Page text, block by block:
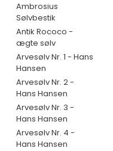
Ambrosius
Sølvbestik
Antik Rococo -
ægte sølv
Arvesølv Nr. 1 - Hans
Hansen
Arvesølv Nr. 2 -
Hans Hansen
Arvesølv Nr. 3 -
Hans Hansen
Arvesølv Nr. 4 -
Hans Hansen